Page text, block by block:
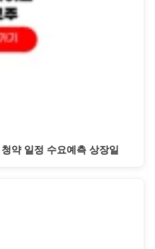
약 일정 수요예측 상장일